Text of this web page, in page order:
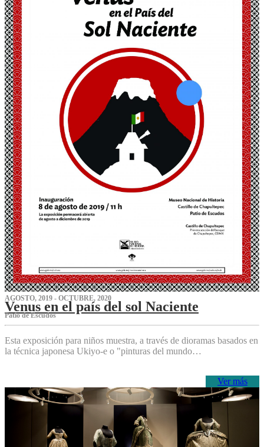
AGOSTO, 2019 - OCTUBRE, 2020
Venus en el país del sol Naciente
P‌atio de Escudos
Esta exposición para niños muestra, a través de dioramas basados en
la técnica japonesa Ukiyo-e o "pinturas del mundo…
Ver más